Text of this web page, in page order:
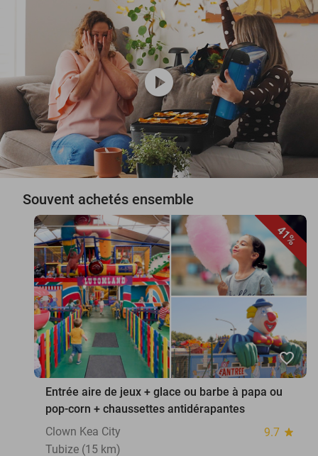
play_circle
Souvent achetés ensemble
41%
favorite_border
Entrée aire de jeux + glace ou barbe à papa ou
pop-corn + chaussettes antidérapantes
Clown Kea City
9.7 star
Tubize (15 km)